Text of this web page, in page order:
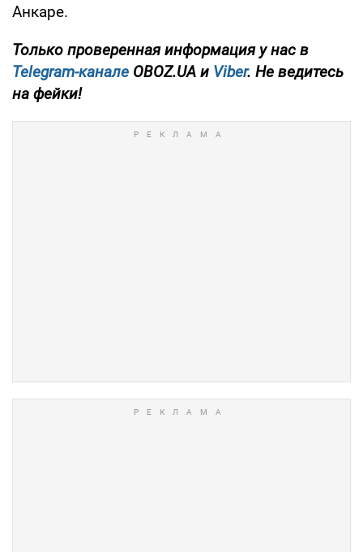
Анкаре.
Только проверенная информация у нас в
Telegram-канале OBOZ.UA и Viber. Не ведитесь
на фейки!